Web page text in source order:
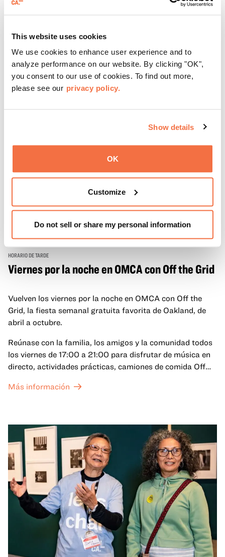
This website uses cookies
We use cookies to enhance user experience and to
analyze performance on our website. By clicking "OK",
you consent to our use of cookies. To find out more,
please see our privacy policy.
Show details
OK
Customize
Do not sell or share my personal information
el Town Fare Cafe, del chef Michele McQueen, donde
podrás disfrutar de bebidas y aperitivos con música de
fondo, o explora las galerías, que cobran vida por la noche
con una mezcla de actuaciones improvisadas, charlas,
sesiones de dibujo en directo y mucho más... ¡solo para
Más información
HORARIO DE TARDE
Viernes por la noche en OMCA con Off the Grid
Vuelven los viernes por la noche en OMCA con Off the
Grid, la fiesta semanal gratuita favorita de Oakland, de
abril a octubre.
Reúnase con la familia, los amigos y la comunidad todos
los viernes de 17:00 a 21:00 para disfrutar de música en
directo, actividades prácticas, camiones de comida Off
exposiciones especiales, con una
Más información